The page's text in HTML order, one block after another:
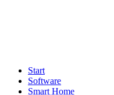
Start
Software
Smart Home